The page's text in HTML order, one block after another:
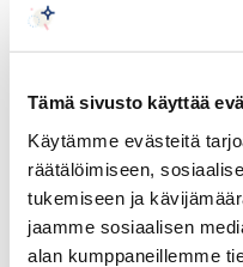
Tämä sivusto käyttää
Käytämme evästeitä
räätälöimiseen,
tukemiseen ja
jaamme sosiaalisen
alan kumppaneillemme
Ratapihantie 13,
The seminar is
Eastern Business
The seminar is
doing business in the